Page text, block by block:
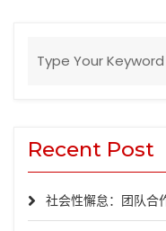
Recent Post
社会性懈怠：团队合